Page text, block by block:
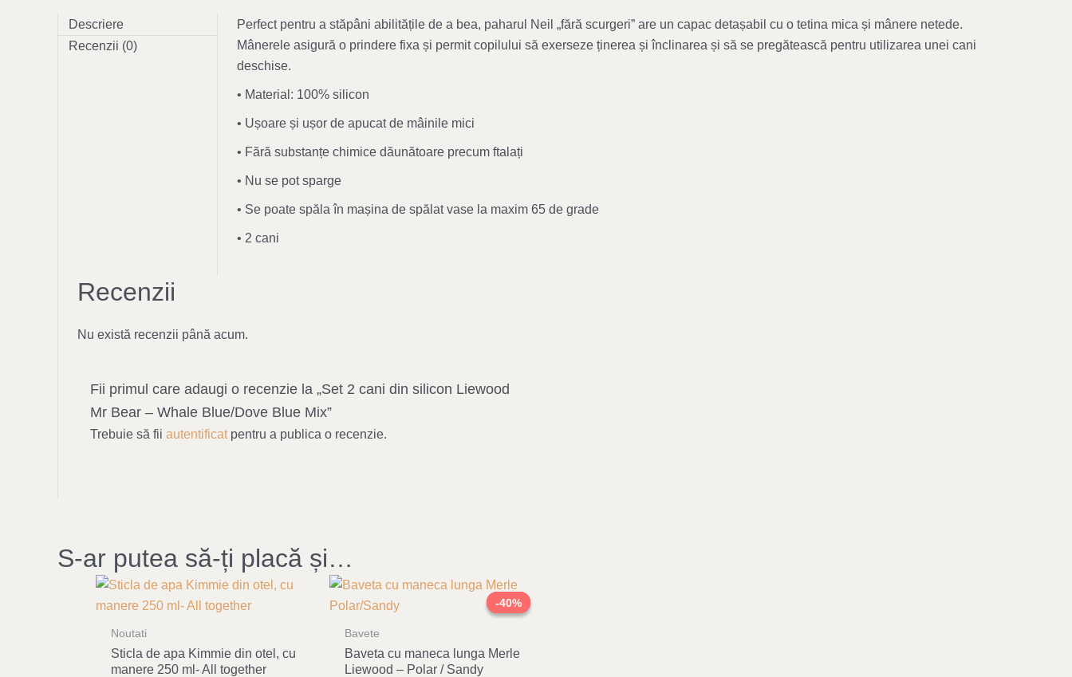
Descriere
Recenzii (0)
Perfect pentru a stăpâni abilitățile de a bea, paharul Neil „fără scurgeri” are un capac detașabil cu o tetina mica și mânere netede.
Mânerele asigură o prindere fixa și permit copilului să exerseze ținerea și înclinarea și să se pregătească pentru utilizarea unei cani
deschise.
• Material: 100% silicon
• Ușoare și ușor de apucat de mâinile mici
• Fără substanțe chimice dăunătoare precum ftalați
• Nu se pot sparge
• Se poate spăla în mașina de spălat vase la maxim 65 de grade
• 2 cani
Recenzii
Nu există recenzii până acum.
Fii primul care adaugi o recenzie la „Set 2 cani din silicon Liewood
Mr Bear – Whale Blue/Dove Blue Mix”
Trebuie să fii autentificatpentru a publica o recenzie.
S-ar putea să-ți placă și…
Noutati
Sticla de apa Kimmie din otel, cu
manere 250 ml- All together
-40%
-40%
Bavete
Baveta cu maneca lunga Merle
Liewood – Polar / Sandy
Original
was:
Current
price